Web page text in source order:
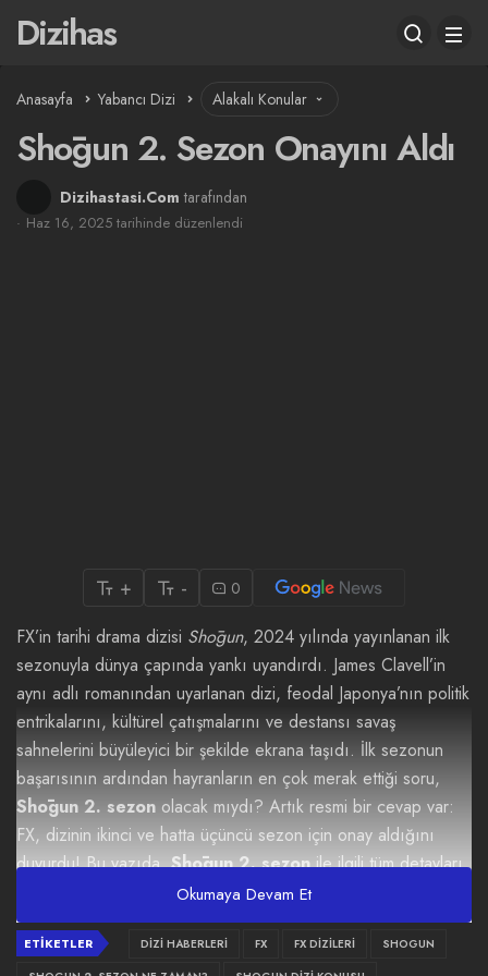
Dizihas
Anasayfa Yabancı Dizi Alakalı Konular
Shōgun 2. Sezon Onayını Aldı
Dizihastasi.Com tarafından
Haz 16, 2025 tarihinde düzenlendi
+ - 0
FX’in tarihi drama dizisi Shōgun, 2024 yılında yayınlanan ilk
sezonuyla dünya çapında yankı uyandırdı. James Clavell’in
aynı adlı romanından uyarlanan dizi, feodal Japonya’nın politik
entrikalarını, kültürel çatışmalarını ve destansı savaş
sahnelerini büyüleyici bir şekilde ekrana taşıdı. İlk sezonun
başarısının ardından hayranların en çok merak ettiği soru,
Shōgun 2. sezon olacak mıydı? Artık resmi bir cevap var:
FX, dizinin ikinci ve hatta üçüncü sezon için onay aldığını
duyurdu! Bu yazıda,Shōgun 2. sezonile ilgili tüm detayları,
ilk sezonun finalini, oyuncu kadrosunu, yapımcı açıklamalarını
ve yeni sezonun neler getireceğini ele alacağız.
Okumaya Devam Et
ETIKETLER DIZI HABERLERI FX FX DIZILERI
SHOGUN